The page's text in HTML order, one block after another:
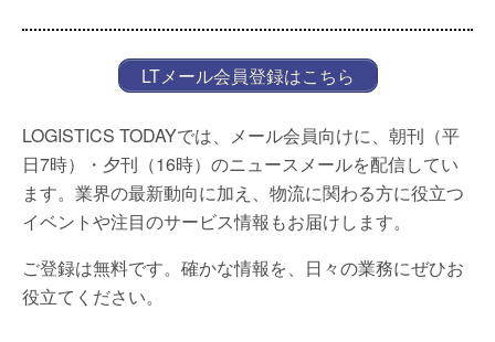
LTメール会員登録はこちら
LOGISTICS TODAYでは、メール会員向けに、朝刊（平
日7時）・夕刊（16時）のニュースメールを配信してい
ます。業界の最新動向に加え、物流に関わる方に役立つ
イベントや注目のサービス情報もお届けします。
ご登録は無料です。確かな情報を、日々の業務にぜひお
役立てください。